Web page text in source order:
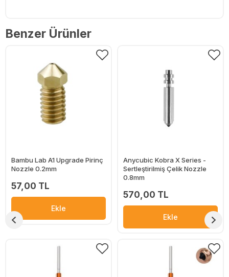
Benzer Ürünler
Bambu Lab A1 Upgrade Pirinç
Nozzle 0.2mm
57,00 TL
Ekle
Anycubic Kobra X Series -
Sertleştirilmiş Çelik Nozzle
0.8mm
570,00 TL
Ekle